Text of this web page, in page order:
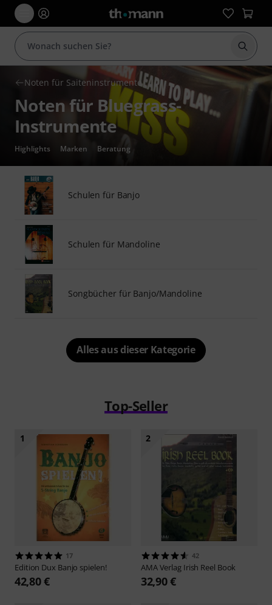
Suche
Noten für Saiteninstrumente
Noten für Bluegrass-
Instrumente
Highlights Marken Beratung
Schulen für Banjo
Schulen für Mandoline
Songbücher für Banjo/Mandoline
Alles aus dieser Kategorie
Top-Seller
1
17
Edition Dux Banjo spielen!
42,80 €
2
42
AMA Verlag Irish Reel Book
32,90 €